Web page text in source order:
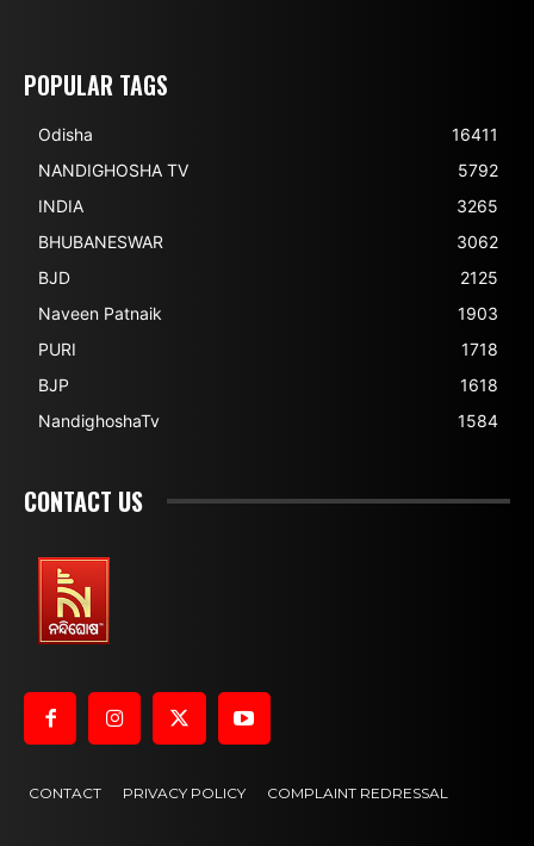
POPULAR TAGS
Odisha
16411
NANDIGHOSHA TV
5792
INDIA
3265
BHUBANESWAR
3062
BJD
2125
Naveen Patnaik
1903
PURI
1718
BJP
1618
NandighoshaTv
1584
CONTACT US
CONTACT PRIVACY POLICY COMPLAINT REDRESSAL